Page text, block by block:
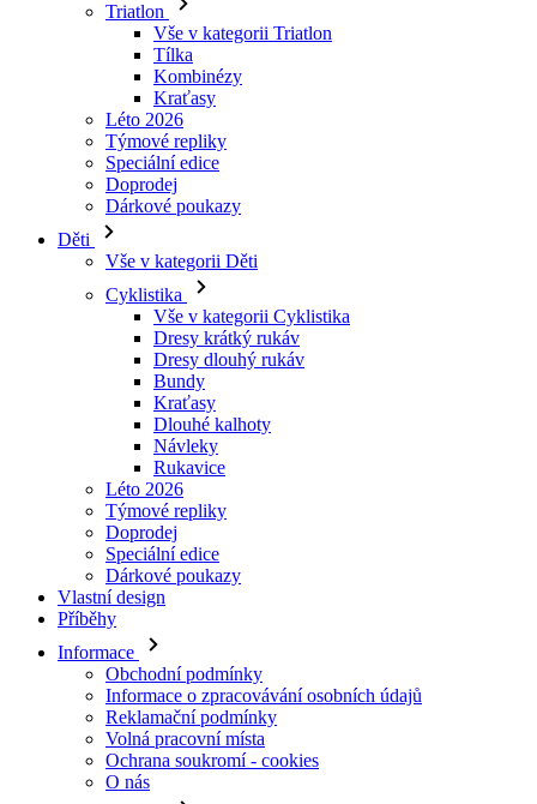
Triatlon
Vše v kategorii Triatlon
Tílka
Kombinézy
Kraťasy
Léto 2026
Týmové repliky
Speciální edice
Doprodej
Dárkové poukazy
Děti
Vše v kategorii Děti
Cyklistika
Vše v kategorii Cyklistika
Dresy krátký rukáv
Dresy dlouhý rukáv
Bundy
Kraťasy
Dlouhé kalhoty
Návleky
Rukavice
Léto 2026
Týmové repliky
Doprodej
Speciální edice
Dárkové poukazy
Vlastní design
Příběhy
Informace
Obchodní podmínky
Informace o zpracovávání osobních údajů
Reklamační podmínky
Volná pracovní místa
Ochrana soukromí - cookies
O nás